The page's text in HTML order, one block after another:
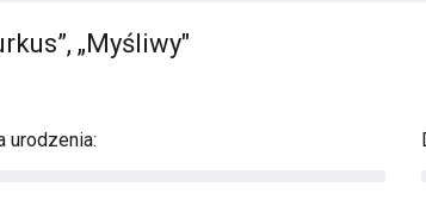
„Myśliwy"
urodzenia: